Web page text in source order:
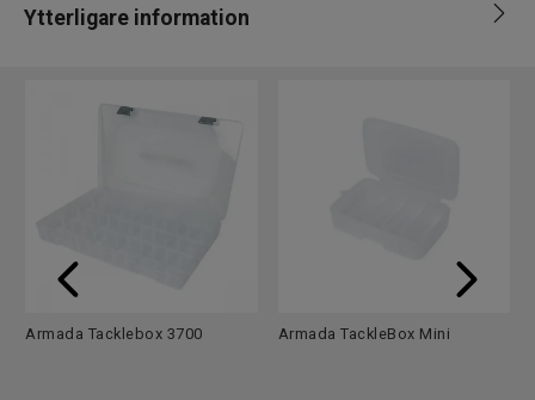
Ytterligare information
4059845049589
Armada Tacklebox 3700 Armada TackleBox Mini